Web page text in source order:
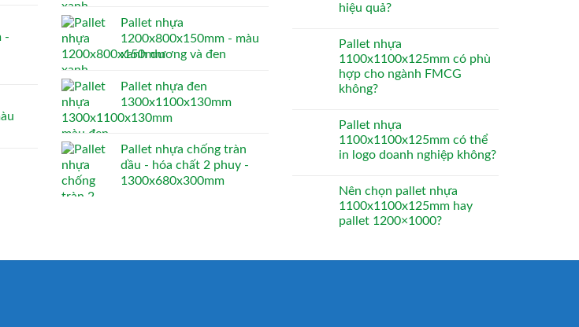
-
Pallet nhựa
1200x800x150mm - màu
xanh dương và đen
Pallet nhựa đen
1300x1100x130mm
Pallet nhựa chống tràn
dầu - hóa chất 2 phuy -
1300x680x300mm
hiệu quả?
Pallet nhựa
1100x1100x125mm có phù
hợp cho ngành FMCG
không?
Pallet nhựa
1100x1100x125mm có thể
in logo doanh nghiệp không?
Nên chọn pallet nhựa
1100x1100x125mm hay
pallet 1200×1000?